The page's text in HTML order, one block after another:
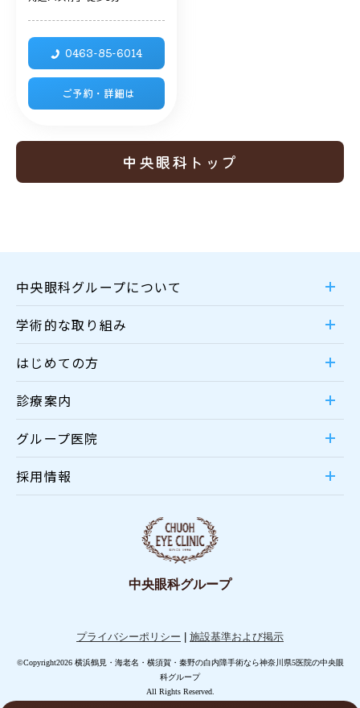
0463-85-6014
ご予約・詳細は
中央眼科トップ
中央眼科グループについて
学術的な取り組み
はじめての方
診療案内
グループ医院
採用情報
中央眼科グループ
プライバシーポリシー 施設基準および掲示
©Copyright2026 横浜鶴見・海老名・横須賀・秦野の白内障手術なら神奈川県5医院の中央眼
科グループ
All Rights Reserved.